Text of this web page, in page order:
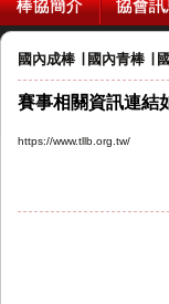
棒協簡介 協會
國內成棒 國內青棒
賽事相關資訊連結
https://www.tllb.org.tw/